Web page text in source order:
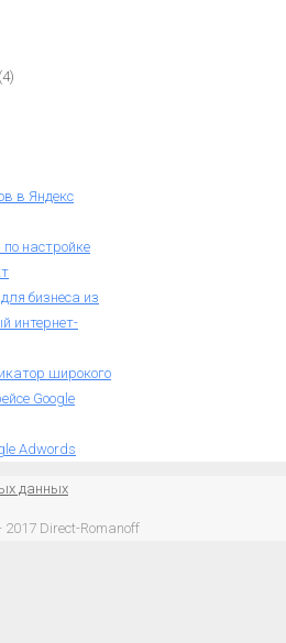
(4)
в Яндекс
настройке
бизнеса из
интернет-
широкого
Google
Adwords
данных
Direct-Romanoff